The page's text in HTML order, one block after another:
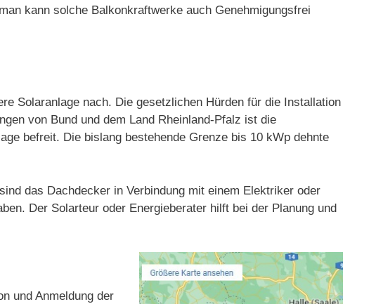
kann solche Balkonkraftwerke auch Genehmigungsfrei
Solaranlage nach. Die gesetzlichen Hürden für die Installation
von Bund und dem Land Rheinland-Pfalz ist die
befreit. Die bislang bestehende Grenze bis 10 kWp dehnte
das Dachdecker in Verbindung mit einem Elektriker oder
Der Solarteur oder Energieberater hilft bei der Planung und
und Anmeldung der